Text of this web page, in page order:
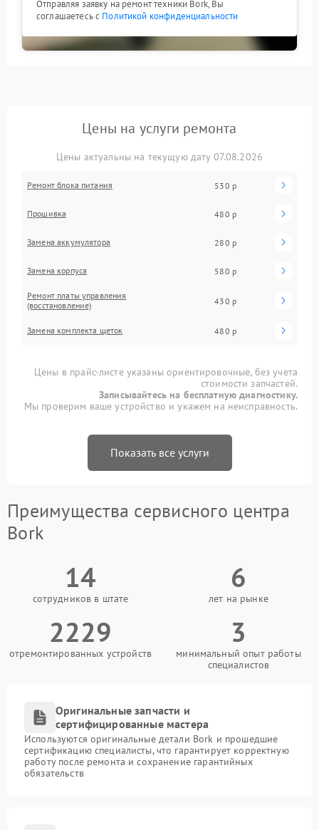
Отправляя заявку на ремонт техники Bork, Вы
соглашаетесь с Политикой конфиденциальности
Цены на услуги ремонта
Цены актуальны на текущую дату 07.08.2026
Ремонт блока питания 530 р
Прошивка 480 р
Замена аккумулятора 280 р
Замена корпуса 580 р
Ремонт платы управления
(восстановление)
430 р
Замена комплекта щеток 480 р
Цены в прайс-листе указаны ориентировочные, без учета
стоимости запчастей.
Записывайтесь на бесплатную диагностику.
Мы проверим ваше устройство и укажем на неисправность.
Показать все услуги
Преимущества сервисного центра
Bork
14
сотрудников в штате
6
лет на рынке
2229
отремонтированных устройств
3
минимальный опыт работы
специалистов
Оригинальные запчасти и
сертифицированные мастера
Используются оригинальные детали Bork и прошедшие
сертификацию специалисты, что гарантирует корректную
работу после ремонта и сохранение гарантийных
обязательств